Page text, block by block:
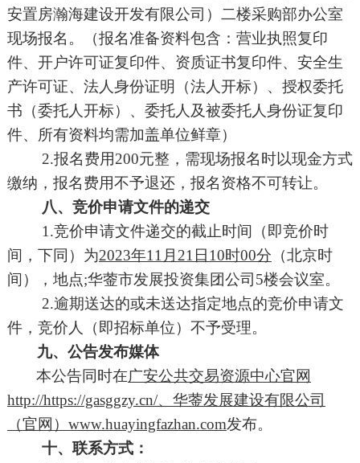
安置房瀚海建设开发有限公司 ） 二楼采购部办公室
现场报名。
（报名准备资料包含：营业执照复印
件、 开户许可证复印件、资质证书复印件、安全生
产许可证、 法人身份证明（法人开标）、授权委托
书（委托人开标）、委托人及被委托人身份证复印
件、所有资料均需加盖单位鲜章）
2.报名费用200元整，需现场报名时以现金方式
缴纳 ，报名费用不予退还，报名资格不可转让。
八、竞价申请文件的递交
1.竞价申请文件递交的截止时间（即竞价时
间，下同）为2023年11 月 21 日 10时00分 （北京时
间），地点;华蓥市发展投资集团公司5楼会议室。
2.逾期送达的或未送达指定地点的竞价申请文
件，竞价人（即招标单位）不予受理。
九、 公告发布媒体
本公告同时在广安公共交易资源中心官网
http://https://gasggzy.cn/、 华蓥发展建设有限公司
（官网） www.huayingfazhan.com发布。
十、 联系方式：